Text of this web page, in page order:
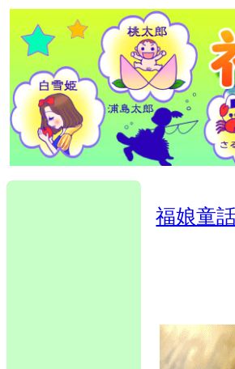
福娘童